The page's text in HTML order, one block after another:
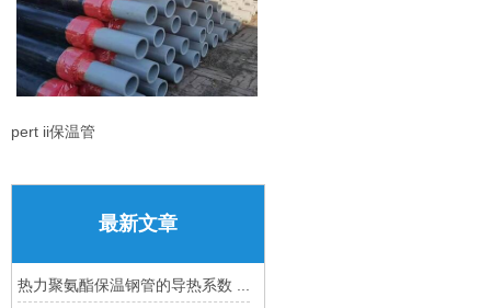
pert ii保温管
最新文章
热力聚氨酯保温钢管的导热系数 ...